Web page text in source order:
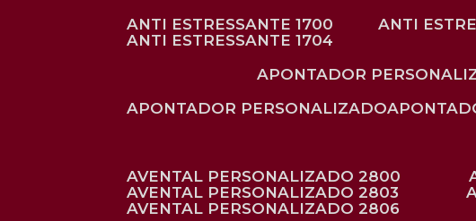
ANTI ESTRESSANTE 1700
ANTI
ANTI ESTRESSANTE 1704
APONTADOR
APONTADOR PERSONALIZADO
AVENTAL PERSONALIZADO 2800
AVENTAL PERSONALIZADO 2803
AVENTAL PERSONALIZADO 2806